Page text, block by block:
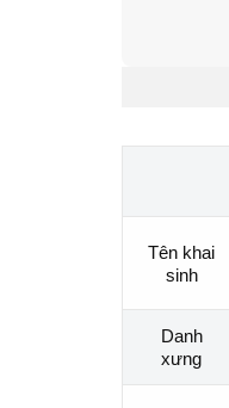
Tên khai
sinh
Danh
xưng